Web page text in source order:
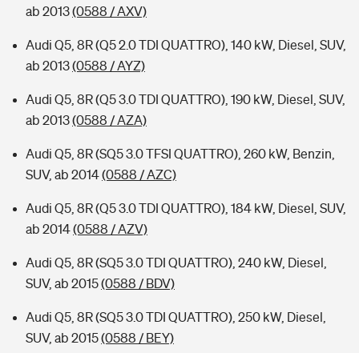
ab 2013(0588 / AXV)
Audi Q5, 8R (Q5 2.0 TDI QUATTRO), 140 kW, Diesel, SUV,
ab 2013(0588 / AYZ)
Audi Q5, 8R (Q5 3.0 TDI QUATTRO), 190 kW, Diesel, SUV,
ab 2013(0588 / AZA)
Audi Q5, 8R (SQ5 3.0 TFSI QUATTRO), 260 kW, Benzin,
SUV, ab 2014(0588 / AZC)
Audi Q5, 8R (Q5 3.0 TDI QUATTRO), 184 kW, Diesel, SUV,
ab 2014(0588 / AZV)
Audi Q5, 8R (SQ5 3.0 TDI QUATTRO), 240 kW, Diesel,
SUV, ab 2015(0588 / BDV)
Audi Q5, 8R (SQ5 3.0 TDI QUATTRO), 250 kW, Diesel,
SUV, ab 2015(0588 / BEY)